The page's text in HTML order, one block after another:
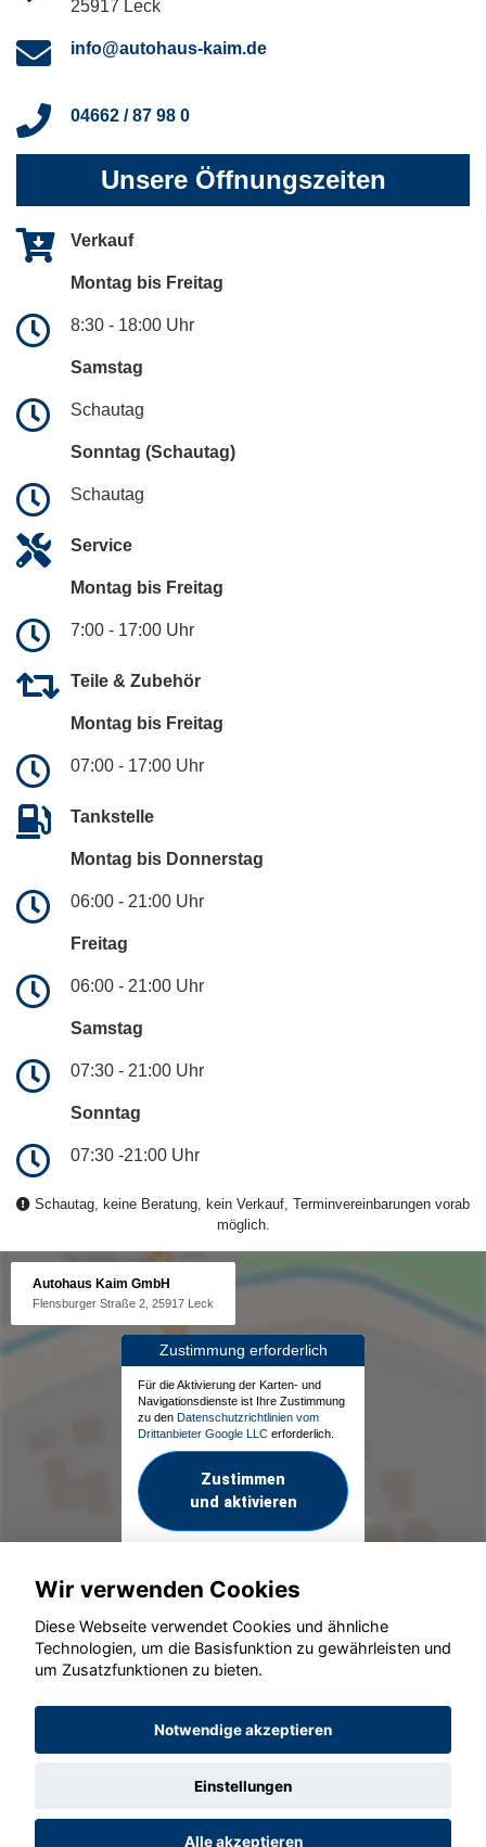
25917 Leck
info@autohaus-kaim.de
04662 / 87 98 0
Unsere Öffnungszeiten
Verkauf
Montag bis Freitag
8:30 - 18:00 Uhr
Samstag
Schautag
Sonntag (Schautag)
Schautag
Service
Montag bis Freitag
7:00 - 17:00 Uhr
Teile & Zubehör
Montag bis Freitag
07:00 - 17:00 Uhr
Tankstelle
Montag bis Donnerstag
06:00 - 21:00 Uhr
Freitag
06:00 - 21:00 Uhr
Samstag
07:30 - 21:00 Uhr
Sonntag
07:30 -21:00 Uhr
Schautag, keine Beratung, kein Verkauf, Terminvereinbarungen vorab
möglich.
Autohaus Kaim GmbH
Flensburger Straße 2, 25917 Leck
Zustimmung erforderlich
Für die Aktivierung der Karten- und
Navigationsdienste ist Ihre Zustimmung
zu den Datenschutzrichtlinien vom
Drittanbieter Google LLC erforderlich.
Zustimmen
und aktivieren
© konjunkturmotor.de GmbH 2020 - 2026
Wir verwenden Cookies
Diese Webseite verwendet Cookies und ähnliche
Technologien, um die Basisfunktion zu gewährleisten und
um Zusatzfunktionen zu bieten.
Notwendige akzeptieren
Einstellungen
Alle akzeptieren